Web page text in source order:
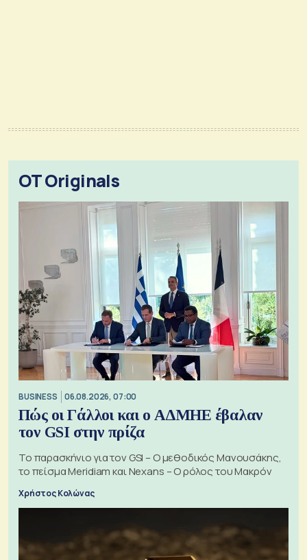
OT Originals
BUSINESS 06.08.2026, 07:00
Πώς οι Γάλλοι και ο ΑΔΜΗΕ έβαλαν
τον GSI στην πρίζα
Το παρασκήνιο για τον GSI – Ο μεθοδικός Μανουσάκης,
το πείσμα Meridiam και Nexans – Ο ρόλος του Μακρόν
Χρήστος Κολώνας